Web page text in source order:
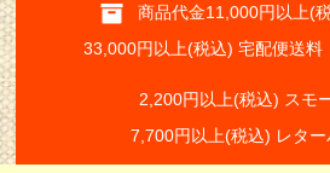
商品代金11,000円以上(
33,000円以上(税込) 宅配便送料
2,200円以上(税込) スモ
7,700円以上(税込) レタ